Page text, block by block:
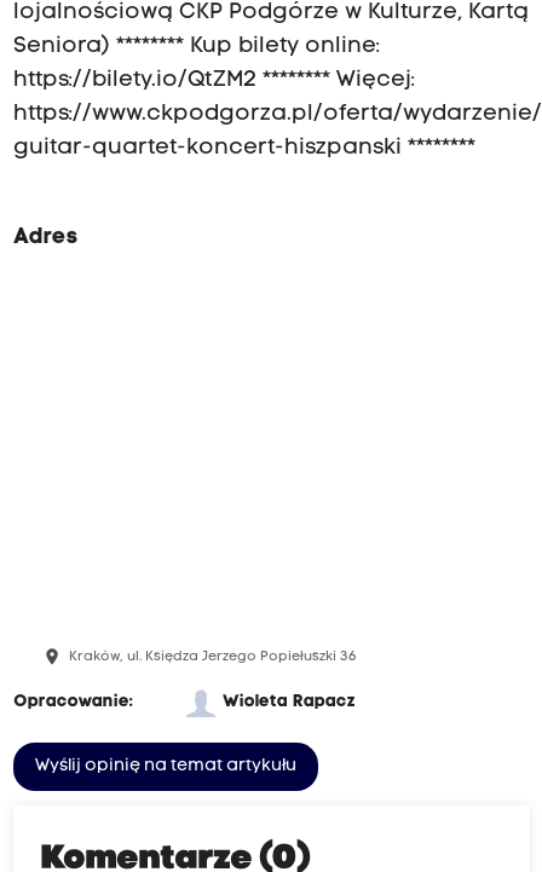
lojalnościową CKP Podgórze w Kulturze, Kartą
Seniora) ******** Kup bilety online:
https://bilety.io/QtZM2 ******** Więcej:
https://www.ckpodgorza.pl/oferta/
guitar-quartet-koncert-hiszpanski ********
Adres
place Kraków, ul. Księdza Jerzego Popiełuszki 36
Opracowanie: Wioleta Rapacz
Wyślij opinię na temat artykułu
Komentarze (0)